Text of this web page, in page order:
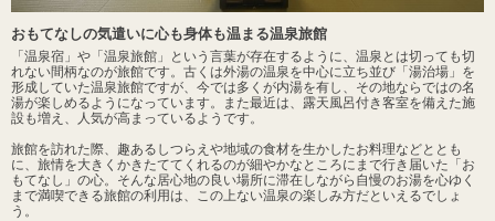
おもてなしの気遣いに心も身体も温まる温泉旅館
「温泉宿」や「温泉旅館」という言葉が存在するように、温泉とは切っても切
れない間柄なのが旅館です。古くは外湯の温泉を中心に立ち並び「湯治場」を
形成していた温泉旅館ですが、今では多くが内湯を有し、その地ならではの名
湯が楽しめるようになっています。また最近は、露天風呂付き客室を備えた施
設も増え、人気が高まっているようです。
旅館を訪れた際、趣あるしつらえや地域の食材を生かしたお料理などととも
に、旅情を大きくかきたててくれるのが細やかなところにまで行き届いた「お
もてなし」の心。そんな居心地の良い場所に滞在しながら自慢のお湯を心ゆく
まで満喫できる旅館の利用は、この上ない温泉の楽しみ方だといえるでしょ
う。